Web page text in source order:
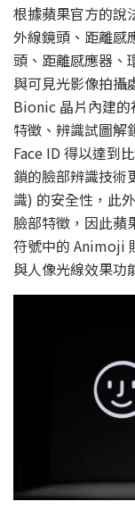
根據蘋果官方的說
外線鏡頭、距離感
頭、距離感應器、
與可見光影像拍攝
Bionic 晶片內建的
特徵、辨識試圖解
Face ID 得以達到
鎖的臉部辨識技術
識) 的安全性，此
臉部特徵，因此蘋
符號中的 Animoji
與人像光線效果功